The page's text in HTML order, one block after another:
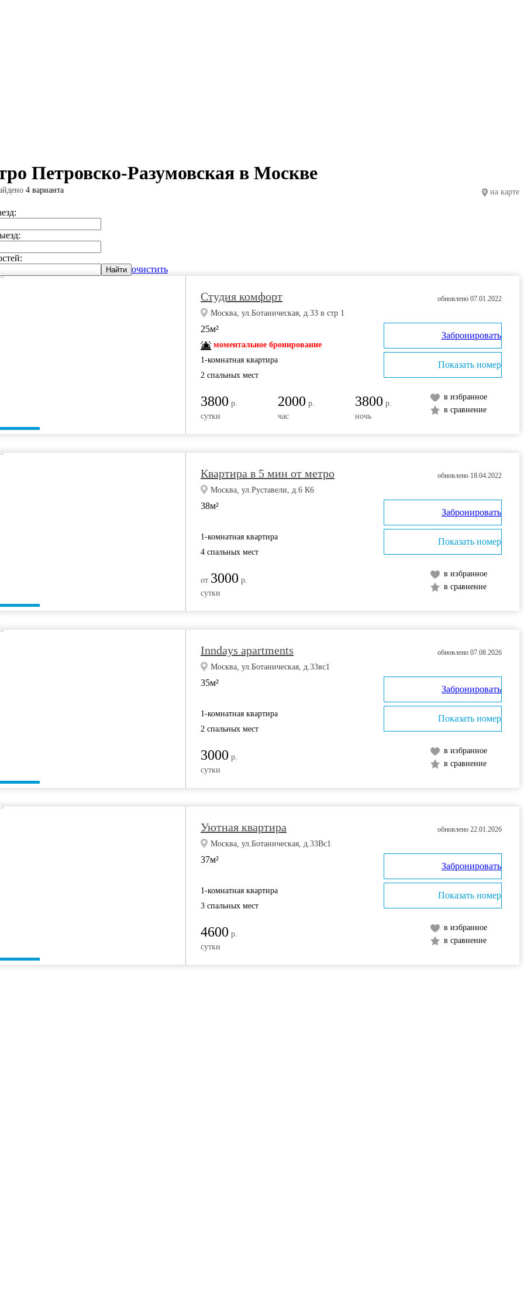
Петровско-Разумовская в Москве
Найти очистить
на карте
4 варианта
Студия комфорт
Москва, ул.Ботаническая, д.33 в стр 1
25м²
моментальное бронирование
1-комнатная квартира
2 спальных мест
3800 р.
сутки
2000 р.
час
3800 р.
ночь
обновлено 07.01.2022
в избранное
в сравнение
Забронировать
Показать номер
Квартира в 5 мин от метро
Москва, ул.Руставели, д.6 К6
38м²
1-комнатная квартира
4 спальных мест
от 3000 р.
сутки
обновлено 18.04.2022
в избранное
в сравнение
Забронировать
Показать номер
Inndays apartments
Москва, ул.Ботаническая, д.33вс1
35м²
1-комнатная квартира
2 спальных мест
3000 р.
сутки
обновлено 07.08.2026
в избранное
в сравнение
Забронировать
Показать номер
Уютная квартира
Москва, ул.Ботаническая, д.33Вс1
37м²
1-комнатная квартира
3 спальных мест
4600 р.
сутки
обновлено 22.01.2026
в избранное
в сравнение
Забронировать
Показать номер